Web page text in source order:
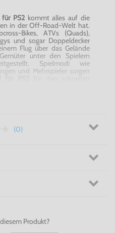
PS2kommt alles auf die
in der Off-Road-Welt hat.
Bikes, ATVs (Quads),
und sogar Doppeldecker
Flug über das Gelände
unter den Spielern
Spielmodi wie
und Mehrspieler sorgen
jede Menge
die Langzeitmotivation
bringen. Im
riesigen Areale befahren
geht. Und all das wird dank
dargestellt, jeder
(0)
Produkt?